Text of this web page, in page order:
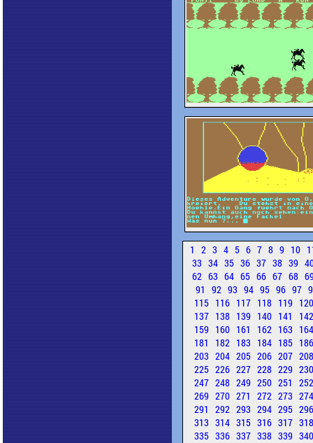
1 2 3 4 5 6 7 8 9 10
33 34 35 36 37 38 39
62 63 64 65 66 67 68
91 92 93 94 95 96 97
115 116 117 118 119
137 138 139 140 141
159 160 161 162 163
181
182 183 184 185
203 204 205 206 207
225 226 227 228 229
247 248 249 250 251
269 270 271 272 273
291 292 293 294 295
313 314 315 316 317
335 336 337 338 339